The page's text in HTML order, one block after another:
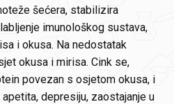
šećera, stabilizira
imunološkog sustava,
i okusa. Na nedostatak
okusa i mirisa. Cink se,
povezan s osjetom okusa, i
depresiju, zaostajanje u